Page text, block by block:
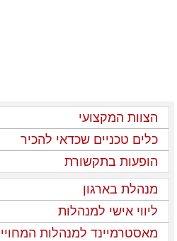
הצוות המקצועי
כלים טכניים שכדאי להכיר
הופעות בתקשורת
מנהלת בארגון
ליווי אישי למנהלות
מאסטרמיינד למנהלות